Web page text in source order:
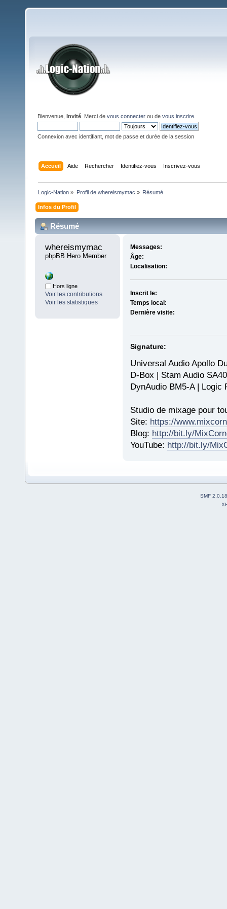
Bienvenue, Invité . Merci de vous connecter ou de vous inscrire
Connexion avec identifiant, mot de passe et durée de la session
Accueil Aide Rechercher Identifiez-vous Inscrivez-vous
Logic-Nation » Profil de whereismymac » Résumé
Infos du Profil
Résumé
whereismymac
phpBB Hero Member
Hors ligne
Voir les contributions
Voir les statistiques
Messages:
Âge:
Localisation:
Inscrit le:
Temps local:
Dernière visite:
Signature:
Universal Audio Apollo
D-Box | Stam Audio
DynAudio BM5-A | Logic
Studio de mixage pour
Site: https://
Blog: http://bit.ly/
YouTube: http://bit.ly/
SMF 2.0.18